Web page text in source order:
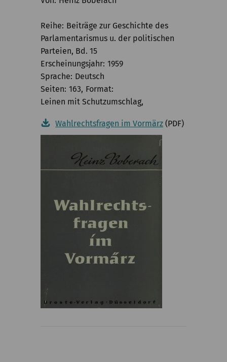
Reihe Beiträge zur Geschichte des
Parlamentarismus u. der politischen
Parteien, Bd. 15
Erscheinungsjahr 1959
Sprache Deutsch
Seiten 163 Format
Leinen mit Schutzumschlag
Wahlrechtsfragen im Vormärz (PDF)